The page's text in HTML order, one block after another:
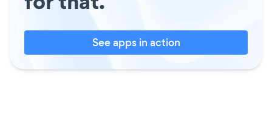
See apps in action